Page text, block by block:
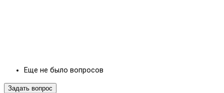
Еще не было вопросов
Задать вопрос